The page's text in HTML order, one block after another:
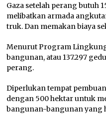
Gaza setelah perang butuh
melibatkan armada
truk. Dan memakan biaya
Menurut Program
bangunan, atau 137.297
perang.
Diperlukan tempat
dengan 500 hektar untuk
bangunan-bangunan yang